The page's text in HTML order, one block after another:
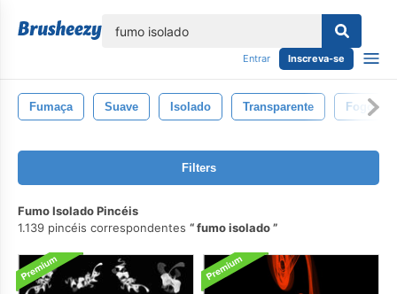
Entrar Inscreva-se
Fumaça Suave Isolado Transparente Fogo
Filters
Fumo Isolado Pincéis
1.139 pincéis correspondentes
fumo isolado